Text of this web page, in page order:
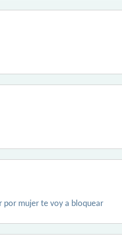
por mujer te voy a bloquear